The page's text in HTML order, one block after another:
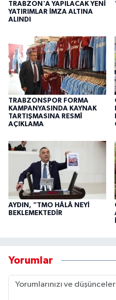
TRABZON'A YAPILACAK YENİ
YATIRIMLAR İMZA ALTINA
ALINDI
TRABZONSPOR FORMA
KAMPANYASINDA KAYNAK
TARTIŞMASINA RESMÎ
AÇIKLAMA
AYDIN, “TMO HÂLÂ NEYİ
BEKLEMEKTEDİR
Yorumlar